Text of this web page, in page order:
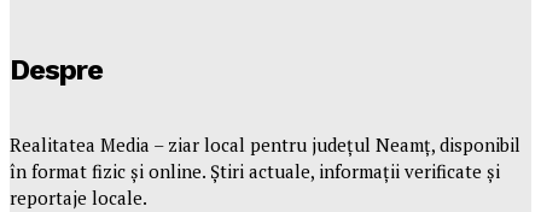
Despre
Realitatea Media – ziar local pentru județul Neamț, disponibil
în format fizic și online. Știri actuale, informații verificate și
reportaje locale.